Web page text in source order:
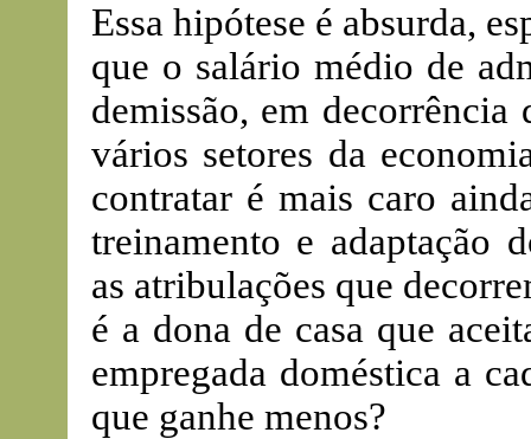
Essa hipótese é absurda,
que o salário médio de
demissão, em
vários setores da
contratar é mais caro
treinamento e adaptação
as atribulações que
é a dona de casa que
empregada doméstica a
que ganhe menos?